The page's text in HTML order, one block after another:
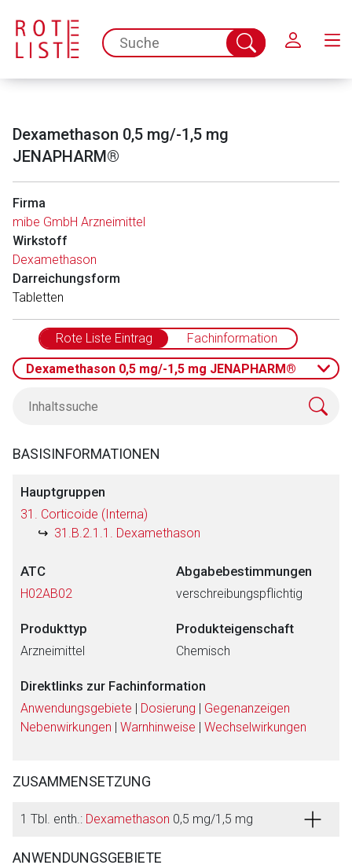
spc.search.input.placeholder
Suche
abschicken
Dexamethason 0,5 mg/-1,5 mg
JENAPHARM®
Firma
mibe GmbH Arzneimittel
Wirkstoff
Dexamethason
Darreichungsform
Tabletten
Rote Liste Eintrag Fachinformation
Dexamethason 0,5 mg/-1,5 mg JENAPHARM®
BASISINFORMATIONEN
Hauptgruppen
31. Corticoide (Interna)
31.B.2.1.1. Dexamethason
ATC
H02AB02
Abgabebestimmungen
verschreibungspflichtig
Produkttyp
Arzneimittel
Produkteigenschaft
Chemisch
Direktlinks zur Fachinformation
Anwendungsgebiete | Dosierung | Gegenanzeigen
Nebenwirkungen | Warnhinweise | Wechselwirkungen
ZUSAMMENSETZUNG
1 Tbl. enth.: Dexamethason 0,5 mg/1,5 mg
ANWENDUNGSGEBIETE